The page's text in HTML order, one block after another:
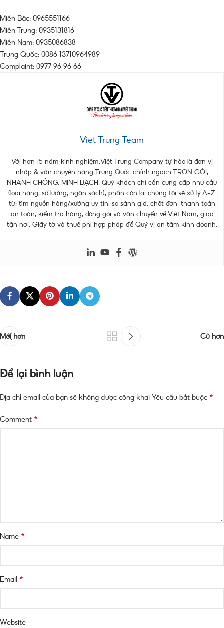
Miền Bắc: 0965551166
Miền Trung: 0935131816
Miền Nam: 0935086838
Trung Quốc: 0086 13710964989
Complaint: 0977 96 96 66
Viet Trung Team
Với hơn 15 năm kinh nghiệm.Việt Trung Company tự hào là đơn vị
nhập & vận chuyển hàng Trung Quốc chính ngạch TRỌN GÓI,
NHANH CHÓNG, MINH BẠCH. Quý khách chỉ cần cung cấp nhu cầu
(loại hàng, số lượng, ngân sách), phần còn lại chúng tôi sẽ xử lý A–Z
từ: tìm nguồn hàng/xưởng uy tín, so sánh giá, chốt đơn, thanh toán
an toàn, kiểm tra hàng, đóng gói và vận chuyển về Việt Nam, giao
tận nơi. Giấy tờ và thuế phí hợp pháp để Quý vị an tâm kinh doanh.
Mới hơn Cũ hơn
Để lại bình luận
Địa chỉ email của bạn sẽ không được công khai Yêu cầu bắt buộc *
Comment *
Name *
Email *
Website